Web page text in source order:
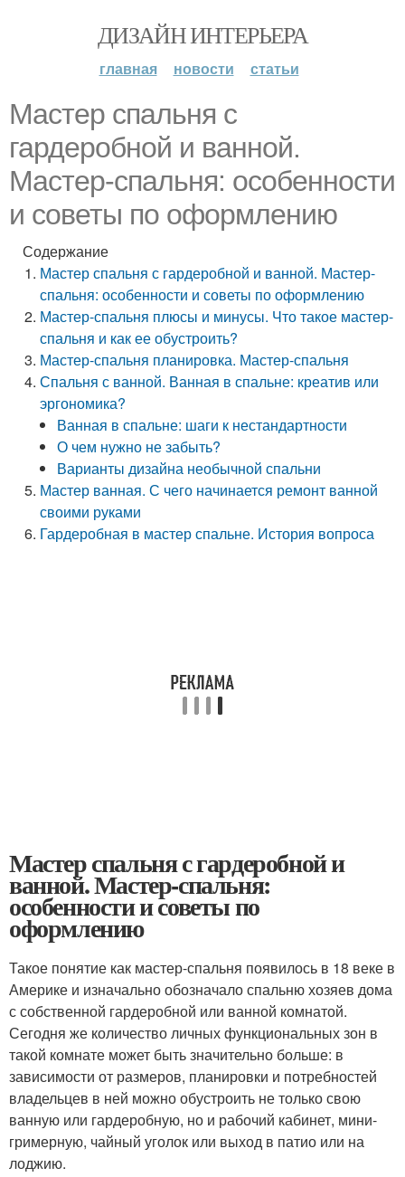
ДИЗАЙН ИНТЕРЬЕРА
главная новости статьи
Мастер спальня с
гардеробной и ванной.
Мастер-спальня: особенности
и советы по оформлению
Содержание
Мастер спальня с гардеробной и ванной. Мастер-
спальня: особенности и советы по оформлению
Мастер-спальня плюсы и минусы. Что такое мастер-
спальня и как ее обустроить?
Мастер-спальня планировка. Мастер-спальня
Спальня с ванной. Ванная в спальне: креатив или
эргономика?
Ванная в спальне: шаги к нестандартности
О чем нужно не забыть?
Варианты дизайна необычной спальни
Мастер ванная. С чего начинается ремонт ванной
своими руками
Гардеробная в мастер спальне. История вопроса
Мастер спальня с гардеробной и
ванной. Мастер-спальня:
особенности и советы по
оформлению
Такое понятие как мастер-спальня появилось в 18 веке в
Америке и изначально обозначало спальню хозяев дома
с собственной гардеробной или ванной комнатой.
Сегодня же количество личных функциональных зон в
такой комнате может быть значительно больше: в
зависимости от размеров, планировки и потребностей
владельцев в ней можно обустроить не только свою
ванную или гардеробную, но и рабочий кабинет, мини-
гримерную, чайный уголок или выход в патио или на
лоджию.